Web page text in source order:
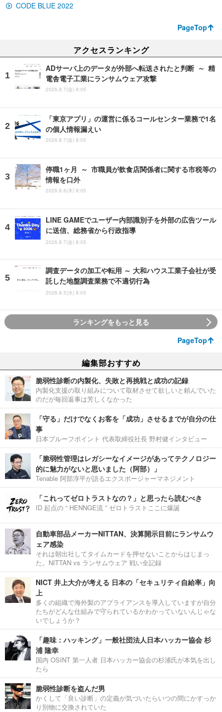
CODE BLUE 2022
PageTop
アクセスランキング
ADサーバ上のデータが外部へ転送されたと判断 ～ 精
電舎電子工業にランサムウェア攻撃
2026.8.7(金) 8:05
「東京アプリ」の運営に係るコールセンター業務で1名
の個人情報漏えい
2026.8.7(金) 8:05
停職1ヶ月 ～ 市職員が飲食店関係者に関する市税等の
情報を口外
2026.8.6(木) 8:05
LINE GAMEでユーザー内部識別子を外部の広告ツール
に送信、総務省から行政指導
2026.8.7(金) 8:05
調査データの加工や転用 ～ 大和ハウス工業子会社が受
託した地盤調査業務で不適切行為
2026.8.5(水) 8:05
ランキングをもっと見る
PageTop
編集部おすすめ
脆弱性診断の内製化、失敗と再挑戦と成功の記録
内製化支援の取り組みについて取材させて欲しいと頼んでいた
のだが毎回返事は芳しくなかった
「守る」だけでなくお客を「成功」させるまでが自分の仕
事
日本プルーフポイント 代表取締役社長 野村健インタビュー
「脆弱性管理はレガシーなイメージがあってテクノロジー
的に魅力がないと思いました（阿部）」
Tenable 阿部淳平が語るエクスポージャーマネジメント
「これってゼロトラストなの？」と思ったら読むべき
ID 起点の “ HENNGE流 ” ゼロトラストここに爆誕
自動車部品メーカーNITTAN、決算開示目前にランサムウ
ェア感染
それは朝出社してタイムカードを押せないことからはじまっ
た。NITTAN vs ランサムウェア 戦い全記録
NICT 井上大介が考える 日本の「セキュリティ自給率」向
上
多くの組織で海外製のアプライアンスを導入していますが自分
たちがどんな仕組みで守られているかわかっていないんじゃな
いでしょうか？
「趣味：ハッキング」一般社団法人日本ハッカー協会 杉
浦 隆幸
国内 OSINT 第一人者 日本ハッカー協会の杉浦氏が本気を出し
たら
脆弱性診断を盗んだ男
かくして「良い診断」の定義が気づいたらいつの間にかすっか
り別物に交換されていた